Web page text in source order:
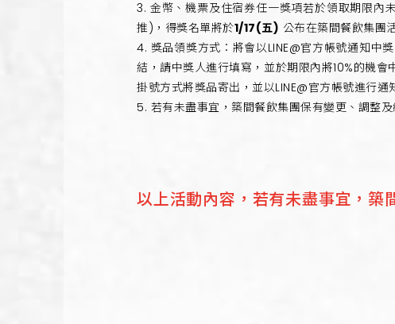
3. 金幣、機票及住宿券任一獎項若於領取期限內
推)，得獎名單將於1/17(五) 公布在築間餐飲集團
4. 獎品領獎方式：將會以LINE@官方帳號通知中
結，請中獎人進行填寫，並於期限內將10%的機
掛號方式將獎品寄出，並以LINE@官方帳號進行通
5. 若有未盡事宜，築間餐飲集團保有變更、調整及
以上活動內容，若有未盡事宜，築